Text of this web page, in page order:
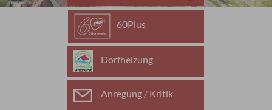
60Plus
Dorfheizung
Anregung / Kritik